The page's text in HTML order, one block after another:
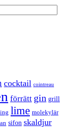
cocktail cointreau
förrätt gin grill
lime molekylär
sifon skaldjur